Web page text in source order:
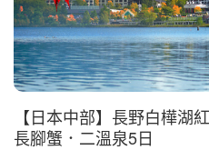
【日本中部】長野白樺湖
長腳蟹．二溫泉5日